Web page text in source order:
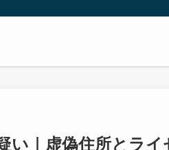
い｜虚偽住所とライ